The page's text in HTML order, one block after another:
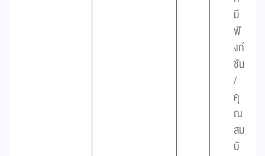
มี
ฟั
งก์
ชัน
/
คุ
ณ
สม
บั